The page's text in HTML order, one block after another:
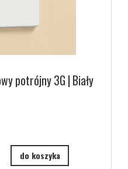
potrójny 3G | Biały
do koszyka